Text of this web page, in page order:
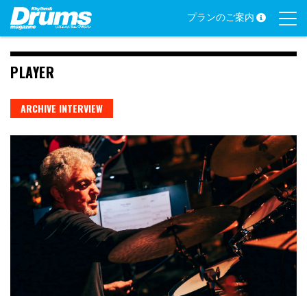
Skip
content
プランのご案内
PLAYER
ARCHIVE INTERVIEW